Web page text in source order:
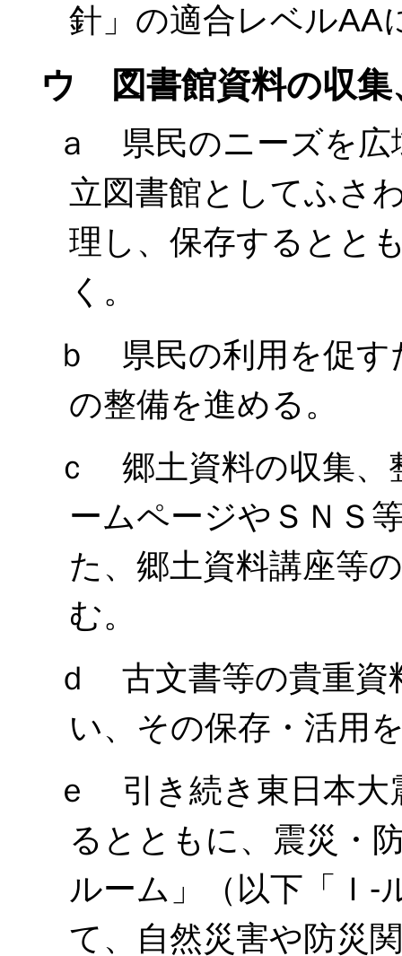
針」の適合レベルAA
ウ 図書館資料の収集
ａ 県民のニーズを広
立図書館としてふさ
理し、保存するとと
く。
ｂ 県民の利用を促す
の整備を進める。
ｃ 郷土資料の収集、
ームページやＳＮＳ
た、郷土資料講座等
む。
ｄ 古文書等の貴重資
い、その保存・活用
ｅ 引き続き東日本大
るとともに、震災・
ルーム」（以下「Ｉ-
て、自然災害や防災